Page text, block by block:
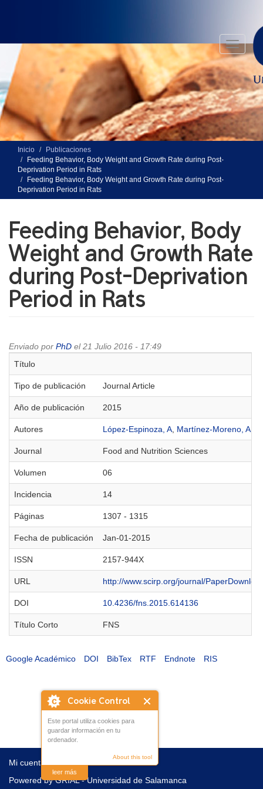
Cookie Control
Este portal utiliza cookies para
guardar información en tu
ordenador.
About this tool
leer más
Toggle
Inicio
Publicaciones
Feeding Behavior, Body Weight and Growth Rate during Post-
Deprivation Period in Rats
Feeding Behavior, Body Weight and Growth Rate during Post-
Deprivation Period in Rats
Feeding Behavior, Body
Weight and Growth Rate
during Post-Deprivation
Period in Rats
Enviado por PhD el 21 Julio 2016 - 17:49
Título
Tipo de publicación Journal Article
Año de publicación 2015
Autores López-Espinoza, A Martínez-Moreno, A
Journal Food and Nutrition Sciences
Volumen 06
Incidencia 14
Páginas 1307 - 1315
Fecha de publicación Jan-01-2015
ISSN 2157-944X
URL http://www.scirp.org/journal/
DOI 10.4236/fns.2015.614136
Título Corto FNS
Google Académico DOI BibTex RTF Endnote RIS
Mi cuenta
Powered byGRIAL - Universidad de Salamanca